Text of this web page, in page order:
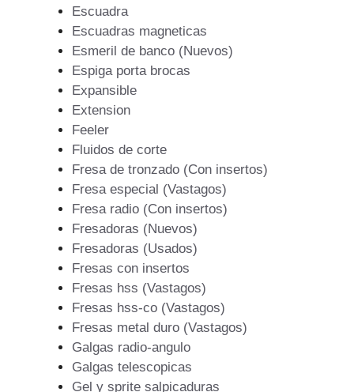
Escuadra
Escuadras magneticas
Esmeril de banco (Nuevos)
Espiga porta brocas
Expansible
Extension
Feeler
Fluidos de corte
Fresa de tronzado (Con insertos)
Fresa especial (Vastagos)
Fresa radio (Con insertos)
Fresadoras (Nuevos)
Fresadoras (Usados)
Fresas con insertos
Fresas hss (Vastagos)
Fresas hss-co (Vastagos)
Fresas metal duro (Vastagos)
Galgas radio-angulo
Galgas telescopicas
Gel y sprite salpicaduras